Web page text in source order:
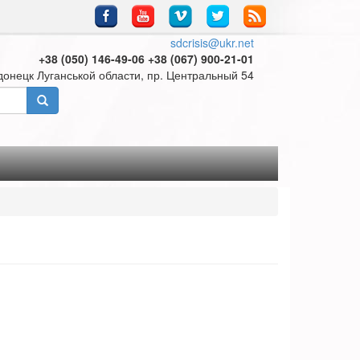
sdcrisis@ukr.net
+38 (050) 146-49-06 +38 (067) 900-21-01
Луганськой области, пр. Центральный 54